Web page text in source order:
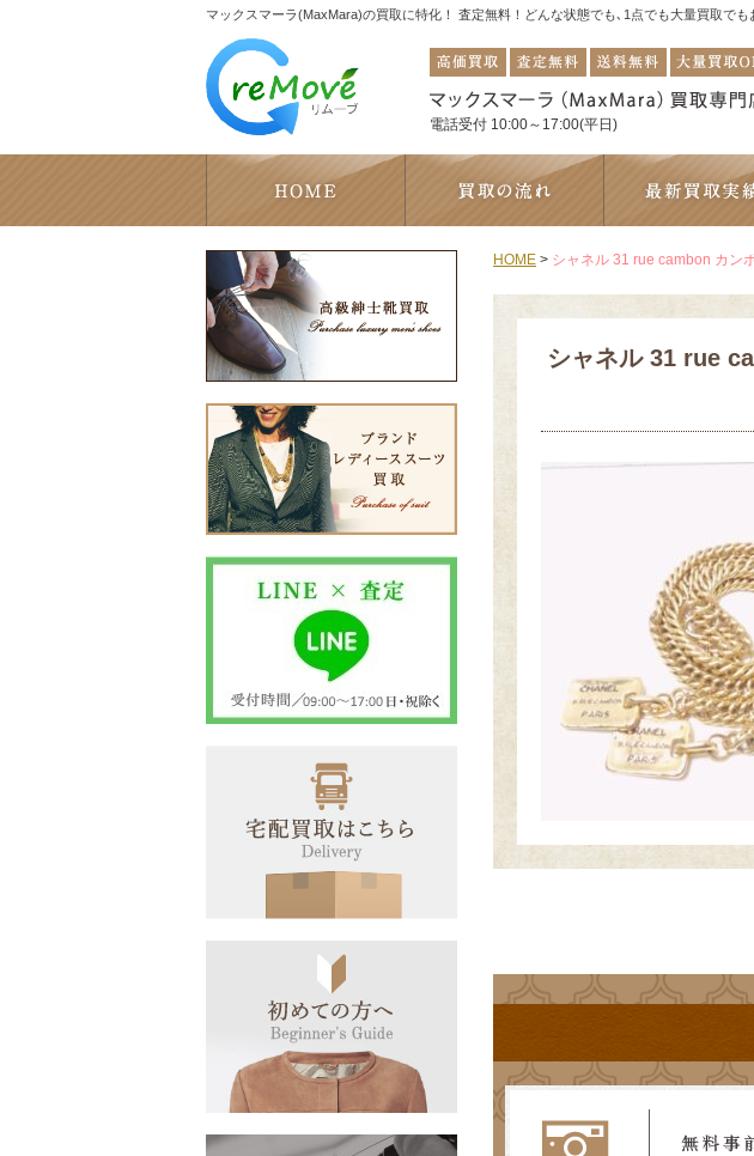
マックスマーラ(MaxMara)の買取に特化！ 査定無料！どんな状態でも､1点でも大量買取でも
電話受付 10:00～17:00(平日)
HOME > シャネル 31 rue cambon カン
シャネル 31 rue